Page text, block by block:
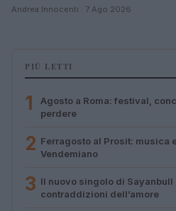
Andrea Innocenti · 7 Ago 2026
PIÙ LETTI
1
Agosto a Roma: festival,
perdere
2 Ferragosto al Prosit: musica
Vendemiano
3 Il nuovo singolo di Sayanbull
contraddizioni dell’amore